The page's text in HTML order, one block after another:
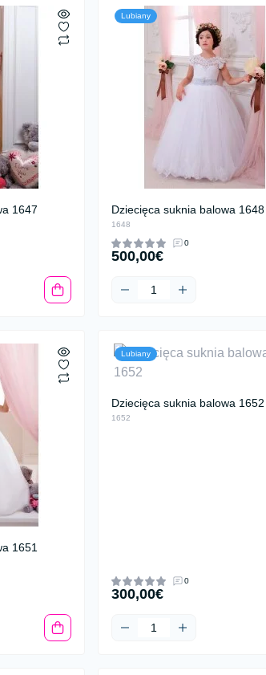
1647
Lubiany
Dziecięca suknia balowa 1648
1648
0
500,00€
1651
Lubiany
Dziecięca suknia balowa 1652
1652
0
300,00€